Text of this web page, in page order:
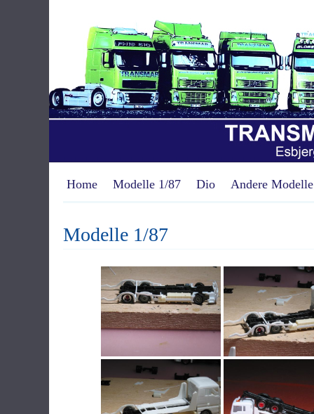
Home Modelle 1/87 Dio Andere Modelle
Modelle 1/87